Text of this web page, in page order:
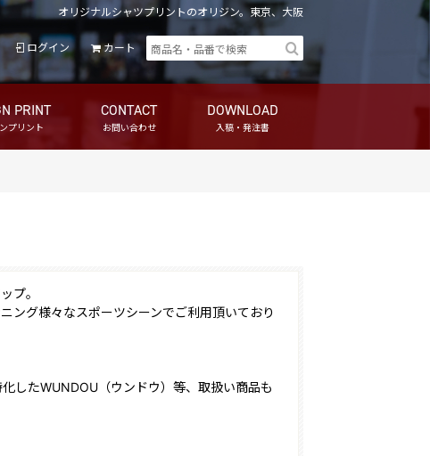
オリジナルシャツプリントのオリジン。東京、大阪
PRINT
プリント
CONTACT
お問い合わせ
DOWNLOAD
入稿・発注書
ログイン カート
プ。
ング様々なスポーツシーンでご利用頂いており
したWUNDOU（ウンドウ）等、取扱い商品も